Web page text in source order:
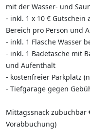
mit der Wasser- und
- inkl. 1 x 10 € Gutschein
Bereich pro Person und
- inkl. 1 Flasche Wasser
- inkl. 1 Badetasche mit
und Aufenthalt
- kostenfreier Parkplatz
- Tiefgarage gegen
Mittagssnack zubuchbar
Vorabbuchung)